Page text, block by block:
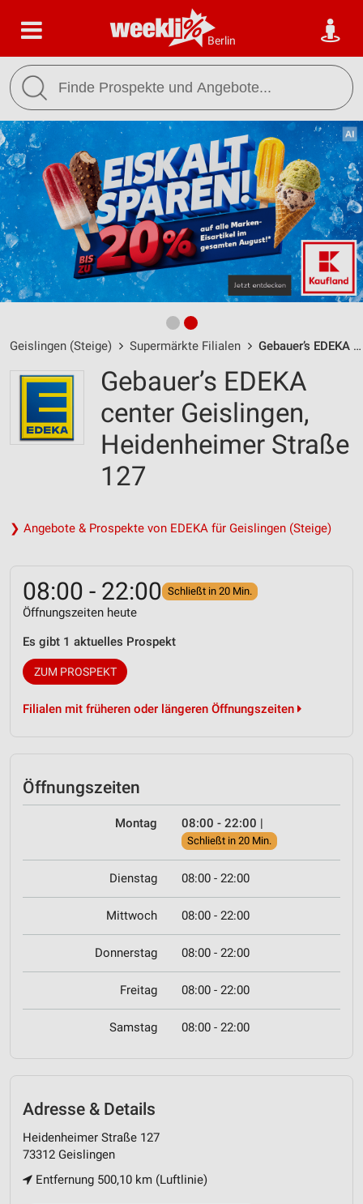
Berlin
Geislingen (Steige) Supermärkte Filialen Gebauer’s EDEKA center Geislingen / Heidenheimer Straße 127 - Öffnungszeiten & Adresse
Gebauer’s EDEKA
center Geislingen,
Heidenheimer Straße
127
❯ Angebote & Prospekte von EDEKA für Geislingen (Steige)
08:00 - 22:00 Schließt in 20 Min.
Öffnungszeiten heute
Es gibt 1 aktuelles Prospekt
ZUM PROSPEKT
Filialen mit früheren oder längeren Öffnungszeiten
Öffnungszeiten
Montag 08:00 - 22:00 |
Schließt in 20 Min.
Dienstag 08:00 - 22:00
Mittwoch 08:00 - 22:00
Donnerstag 08:00 - 22:00
Freitag 08:00 - 22:00
Samstag 08:00 - 22:00
Adresse & Details
Heidenheimer Straße 127
73312 Geislingen
Entfernung 500,10 km (Luftlinie)